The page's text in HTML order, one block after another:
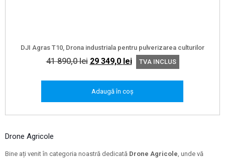
DJI Agras T10, Drona industriala pentru pulverizarea culturilor
41 890,0lei Prețul
fost:
29 349,0 leiPrețul
29
TVA INCLUS
Adaugă în coș
Drone Agricole
Bine ați venit în categoria noastră dedicată Drone Agricole, unde vă